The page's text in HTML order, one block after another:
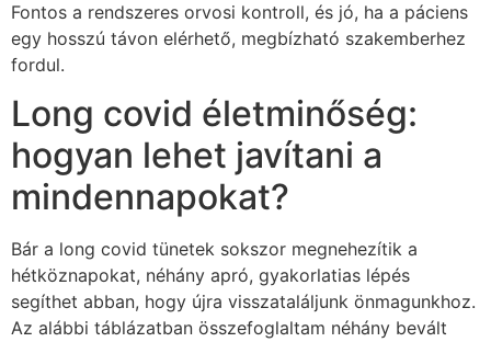
Fontos a rendszeres orvosi kontroll, és jó, ha a páciens
egy hosszú távon elérhető, megbízható szakemberhez
fordul.
Long covid életminőség:
hogyan lehet javítani a
mindennapokat?
Bár a long covid tünetek sokszor megnehezítik a
hétköznapokat, néhány apró, gyakorlatias lépés
segíthet abban, hogy újra visszataláljunk önmagunkhoz.
Az alábbi táblázatban összefoglaltam néhány bevált